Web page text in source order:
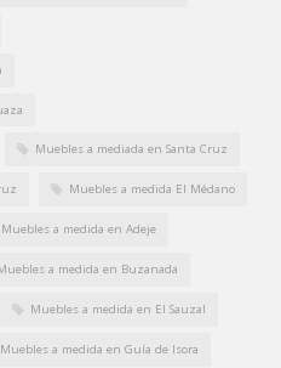
Muebles a mediada en Santa Cruz
Muebles a medida El Médano
Muebles a medida en Adeje
a medida en Buzanada
Muebles a medida en El Sauzal
Muebles a medida en Guía de Isora